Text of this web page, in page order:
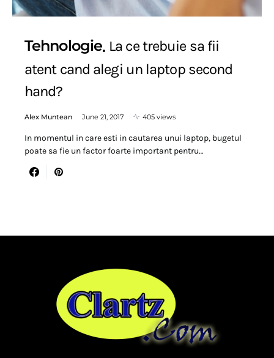
Tehnologie La ce trebuie sa fii
atent cand alegi un laptop second
hand?
Alex Muntean June 21, 2017 405 views
In momentul in care esti in cautarea unui laptop, bugetul
poate sa fie un factor foarte important pentru…